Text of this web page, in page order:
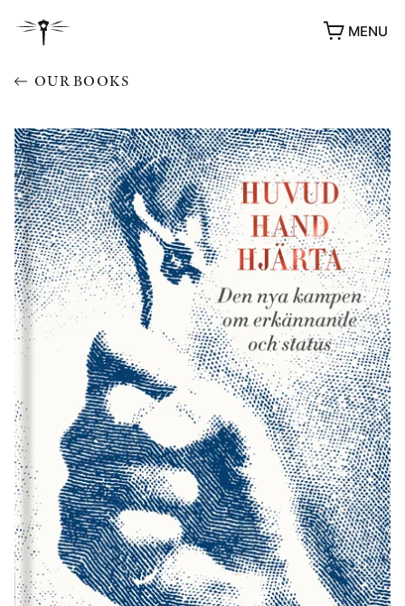
MENU
AWARDS
OTHER FORMATS
PEER REVIEW PROCESS
OUR BOOKS